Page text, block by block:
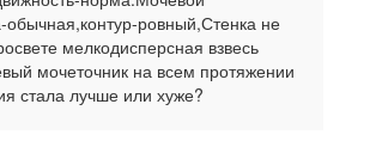
ровный,Стенка не
мелкодисперсная взвесь
мочеточник на всем протяжении
стала лучше или хуже?